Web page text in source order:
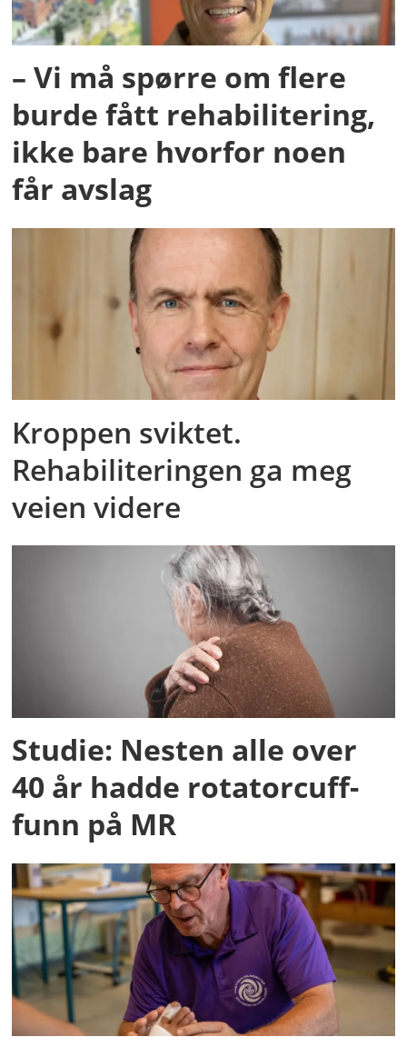
– Vi må spørre om flere
burde fått rehabilitering,
ikke bare hvorfor noen
får avslag
Kroppen sviktet.
Rehabiliteringen ga meg
veien videre
Studie: Nesten alle over
40 år hadde rotatorcuff-
funn på MR